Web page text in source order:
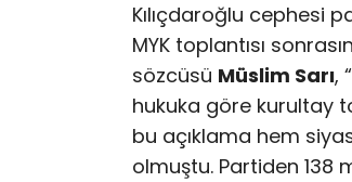
Kılıçdaroğlu cephesi
MYK toplantısı
sözcüsü Müslim Sarı,
hukuka göre kurultay
bu açıklama hem
olmuştu. Partiden 138